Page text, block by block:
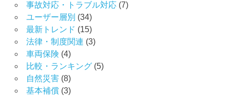
事故対応・トラブル対応(7)
ユーザー層別 (34)
最新トレンド (15)
法律・制度関連 (3)
車両保険 (4)
比較・ランキング(5)
自然災害(8)
基本補償(3)